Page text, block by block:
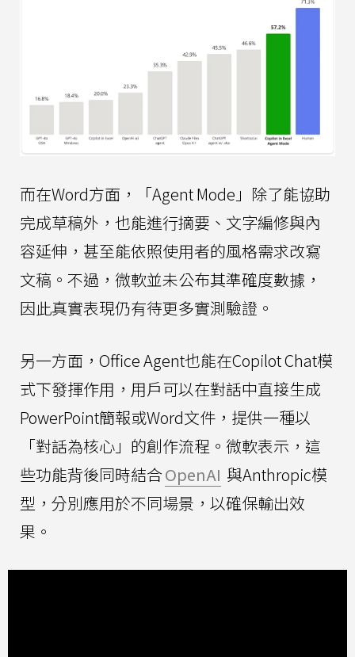
而在Word方面，「Agent Mode」除了能協助
完成草稿外，也能進行摘要、文字編修與內
容延伸，甚至能依照使用者的風格需求改寫
文稿。不過，微軟並未公布其準確度數據，
因此真實表現仍有待更多實測驗證。
另一方面，Office Agent也能在Copilot Chat模
式下發揮作用，用戶可以在對話中直接生成
PowerPoint簡報或Word文件，提供一種以
「對話為核心」的創作流程。微軟表示，這
些功能背後同時結合OpenAI 與Anthropic模
型，分別應用於不同場景，以確保輸出效
果。